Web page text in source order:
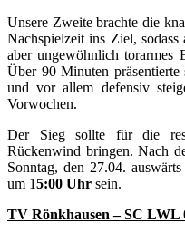
Unsere Zweite brachte die
Nachspielzeit ins Ziel,
aber ungewöhnlich torarmes
Über 90 Minuten
und vor allem defensiv
Vorwochen.
Der Sieg sollte für die
Rückenwind bringen. Nach
Sonntag, den 27.04.
um 15:00 Uhr sein.
TV Rönkhausen – SC LWL